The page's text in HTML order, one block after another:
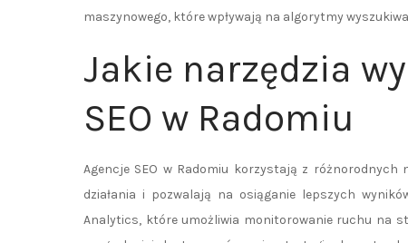
maszynowego, które wpływają na algorytmy
Jakie narzędzia
SEO w Radomiu
Agencje SEO w Radomiu korzystają z
działania i pozwalają na osiąganie lepszych
Analytics, które umożliwia monitorowanie ruchu na